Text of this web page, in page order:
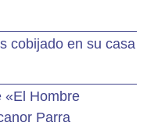
cobijado en su casa
«El Hombre
Parra